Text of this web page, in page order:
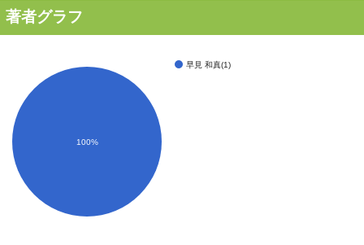
著者グラフ
早見 和真(1)
100%